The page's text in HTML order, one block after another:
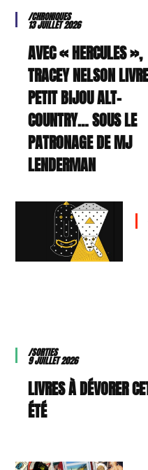
/CHRONIQUES
13 JUILLET 2026
AVEC « HERCULES »,
TRACEY NELSON
PETIT BIJOU ALT-
COUNTRY… SOUS LE
PATRONAGE DE MJ
LENDERMAN
/SORTIES
9 JUILLET 2026
9 LIVRES À DÉVORER
ÉTÉ